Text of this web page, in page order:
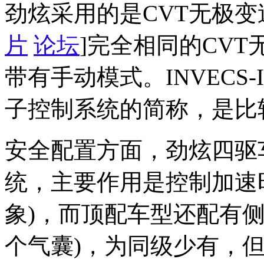
劲炫采用的是CVT无极
片 论坛]完全相同的CVT
带有手动模式。
子控制系统的简称，是比
安全配置方面，劲炫四
统，主要作用是控制加
象)，而顶配车型还配有
个气囊)，为同级少有，